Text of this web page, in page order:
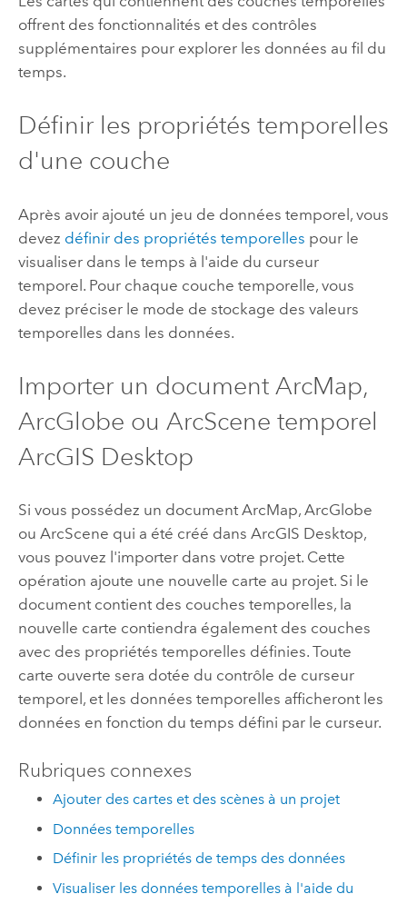
offrent des fonctionnalités et des contrôles
supplémentaires pour explorer les données au fil du
temps.
Définir les propriétés temporelles
d'une couche
Après avoir ajouté un jeu de données temporel, vous
devez définir des propriétés temporelles pour le
visualiser dans le temps à l'aide du curseur
temporel. Pour chaque couche temporelle, vous
devez préciser le mode de stockage des valeurs
temporelles dans les données.
Importer un document ArcMap,
ArcGlobe ou ArcScene temporel
ArcGIS Desktop
Si vous possédez un document ArcMap, ArcGlobe
ou ArcScene qui a été créé dans ArcGIS Desktop,
vous pouvez l'importer dans votre projet. Cette
opération ajoute une nouvelle carte au projet. Si le
document contient des couches temporelles, la
nouvelle carte contiendra également des couches
avec des propriétés temporelles définies. Toute
carte ouverte sera dotée du contrôle de curseur
temporel, et les données temporelles afficheront les
données en fonction du temps défini par le curseur.
Rubriques connexes
Ajouter des cartes et des scènes à un projet
Données temporelles
Définir les propriétés de temps des données
Visualiser les données temporelles à l'aide du